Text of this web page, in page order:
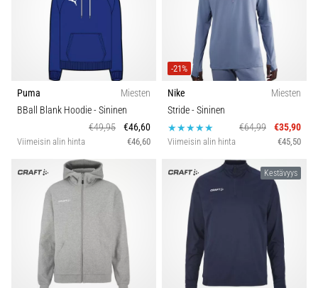
Puma
Miesten
BBall Blank Hoodie- Sininen
€49,95
€46,60
Viimeisin alin hinta €46,60
-21%
Nike
Miesten
Stride- Sininen
€64,99
€35,90
Viimeisin alin hinta €45,50
Kestävyys